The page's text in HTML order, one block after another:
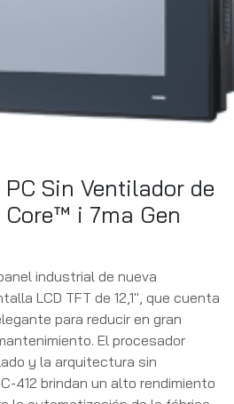
PC Sin Ventilador de
Core™ i 7ma Gen
industrial de nueva
LCD TFT de 12,1", que cuenta
para reducir en gran
El procesador
y la arquitectura sin
412 brindan un alto rendimiento